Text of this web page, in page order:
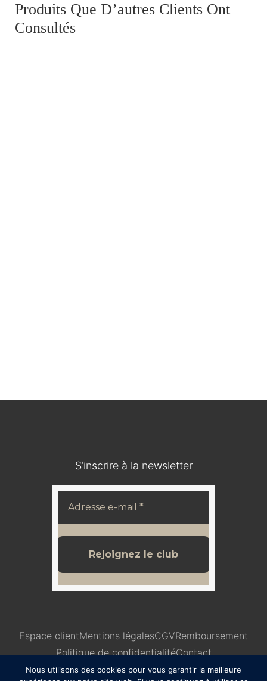
Produits Que D’autres Clients Ont
Consultés
S’inscrire à la newsletter
Espace clientMentions légalesCGVRemboursement
Politique de confidentialitéContact
Nous utilisons des cookies pour vous garantir la meilleure